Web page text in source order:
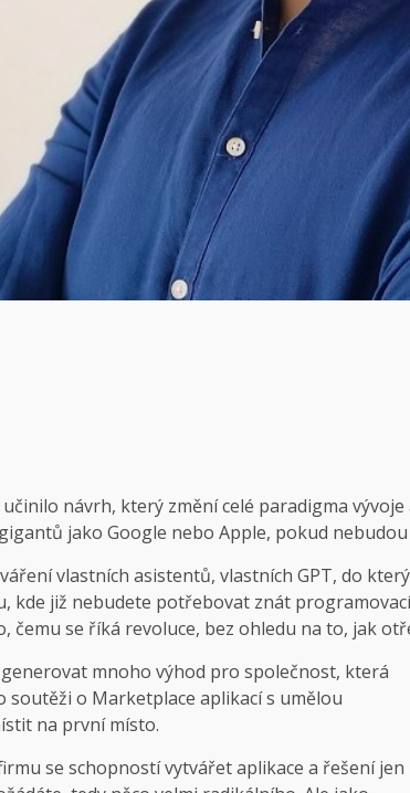
návrh, který změní celé paradigma
jako Google nebo Apple, pokud
vlastních asistentů, vlastních GPT, do
kde již nebudete potřebovat znát
čemu se říká revoluce, bez ohledu na to, jak
mnoho výhod pro společnost, která
soutěži o Marketplace aplikací s umělou
na první místo.
se schopností vytvářet aplikace a řešení jen